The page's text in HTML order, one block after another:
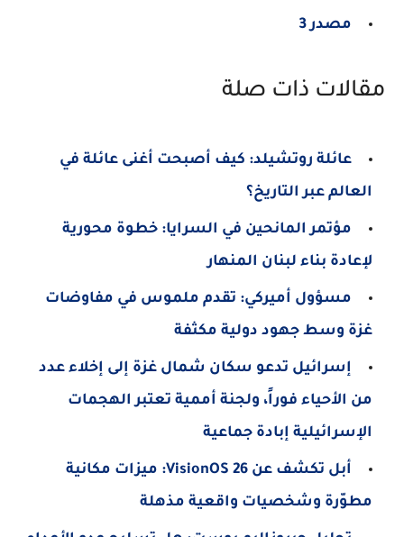
مصدر 3
مقالات ذات صلة
عائلة روتشيلد: كيف أصبحت أغنى عائلة في
العالم عبر التاريخ؟
مؤتمر المانحين في السرايا: خطوة محورية
لإعادة بناء لبنان المنهار
مسؤول أميركي: تقدم ملموس في مفاوضات
غزة وسط جهود دولية مكثفة
إسرائيل تدعو سكان شمال غزة إلى إخلاء عدد
من الأحياء فوراً، ولجنة أممية تعتبر الهجمات
الإسرائيلية إبادة جماعية
أبل تكشف عن VisionOS 26: ميزات مكانية
مطوّرة وشخصيات واقعية مذهلة